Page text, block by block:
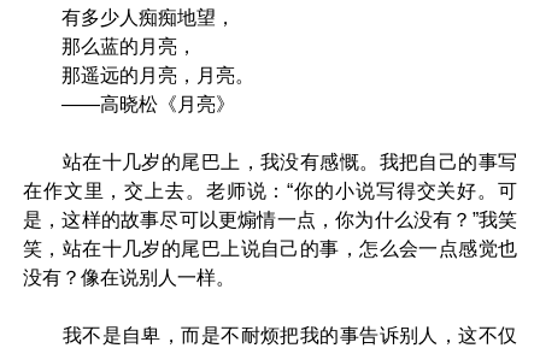
有多少人痴痴地望，
那么蓝的月亮，
那遥远的月亮，月亮。
——高晓松《月亮》
站在十几岁的尾巴上，我没有感慨。我把自己的事写
在作文里，交上去。老师说：“你的小说写得交关好。可
是，这样的故事尽可以更煽情一点，你为什么没有？”我笑
笑，站在十几岁的尾巴上说自己的事，怎么会一点感觉也
没有？像在说别人一样。
我不是自卑，而是不耐烦把我的事告诉别人，这不仅